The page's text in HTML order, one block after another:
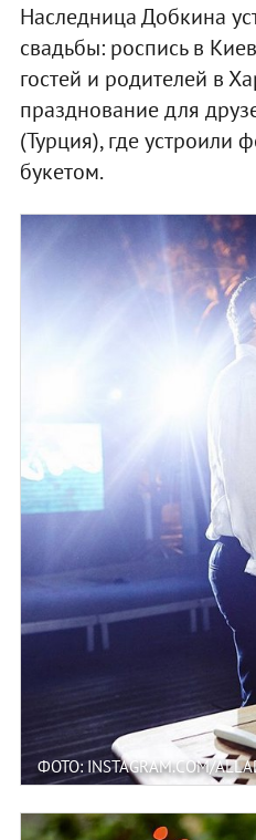
Наследница Добкина
свадьбы: роспись в
гостей и родителей в
празднование для
(Турция), где устроили
букетом.
ФОТО: INSTAGRAM.COM/